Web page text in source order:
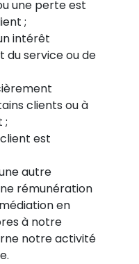
une perte est
;
intérêt
du service ou de
clients ou à
;
est
autre
rémunération
en
à notre
notre activité